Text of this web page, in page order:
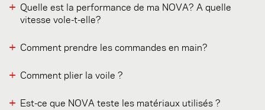
Quelle est la performance de ma NOVA? A quelle
vitesse vole-t-elle?
Comment prendre les commandes en main?
Comment plier la voile ?
Est-ce que NOVA teste les matériaux utilisés ?